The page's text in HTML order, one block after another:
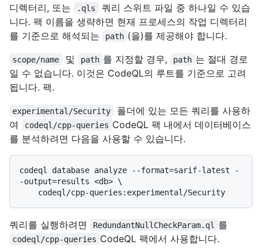
디렉터리, 또는
.qls
쿼리 스위트 파일 중 하나일 수 있습
니다. 팩 이름을 생략하면 현재 프로세스의 작업 디렉터리
를 기준으로 해석되는
path (을)를 제공해야 합니다.
scope/name 및 path 를 지정할 경우, path 는 절대 경로
일 수 없습니다. 이것은 CodeQL의 루트를 기준으로 고려
됩니다. 팩.
experimental/Security
폴더에 있는 모든 쿼리를 사용하
여
codeql/cpp-queries CodeQL 팩 내에서 데이터베이스
를 분석하려면 다음을 사용할 수 있습니다.
codeql database analyze --format=sarif-latest -
-output=results <db> \
쿼리를 실행하려면 RedundantNullCheckParam.ql 를
codeql/cpp-queries CodeQL 팩에서 사용합니다.